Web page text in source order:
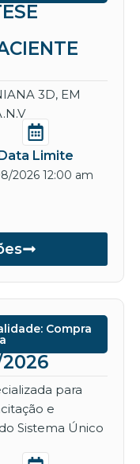
3D, EM
Data Limite
2026 12:00 am
Compra
para
e
Sistema Único